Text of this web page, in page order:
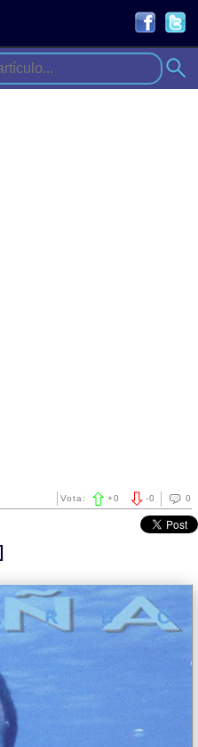
0
-0
Vota: +0